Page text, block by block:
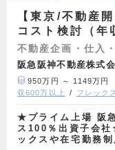
【東京/不動産
コスト検討（
不動産企画・仕入
阪急阪神不動産株式
950万円 ～ 1149万円
収600万以上
フレック
★プライム上場 阪
ス100％出資子会
ックスや在宅勤務